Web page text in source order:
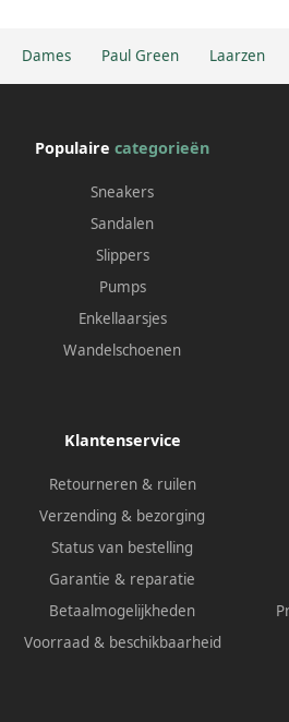
Dames Paul Green Laarzen
Populaire categorieën
Sneakers
Sandalen
Slippers
Pumps
Enkellaarsjes
Wandelschoenen
Klantenservice
Retourneren & ruilen
Verzending & bezorging
Status van bestelling
Garantie & reparatie
Betaalmogelijkheden
Voorraad & beschikbaarheid